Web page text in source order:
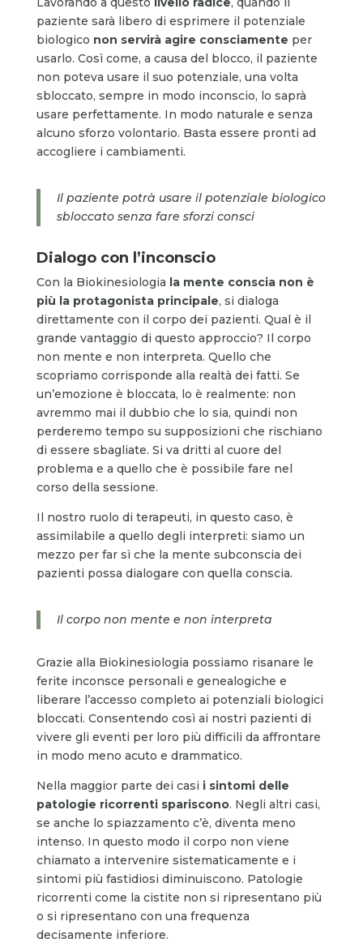
paziente sarà libero di esprimere il potenziale
biologico non servirà agire consciamente per
usarlo. Così come, a causa del blocco, il paziente
non poteva usare il suo potenziale, una volta
sbloccato, sempre in modo inconscio, lo saprà
usare perfettamente. In modo naturale e senza
alcuno sforzo volontario. Basta essere pronti ad
accogliere i cambiamenti.
Il paziente potrà usare il potenziale biologico
sbloccato senza fare sforzi consci
Dialogo con l’inconscio
Con la Biokinesiologia la mente conscia non è
più la protagonista principale, si dialoga
direttamente con il corpo dei pazienti. Qual è il
grande vantaggio di questo approccio? Il corpo
non mente e non interpreta. Quello che
scopriamo corrisponde alla realtà dei fatti. Se
un’emozione è bloccata, lo è realmente: non
avremmo mai il dubbio che lo sia, quindi non
perderemo tempo su supposizioni che rischiano
di essere sbagliate. Si va dritti al cuore del
problema e a quello che è possibile fare nel
corso della sessione.
Il nostro ruolo di terapeuti, in questo caso, è
assimilabile a quello degli interpreti: siamo un
mezzo per far sì che la mente subconscia dei
pazienti possa dialogare con quella conscia.
Il corpo non mente e non interpreta
Grazie alla Biokinesiologia possiamo risanare le
ferite inconsce personali e genealogiche e
liberare l’accesso completo ai potenziali biologici
bloccati. Consentendo così ai nostri pazienti di
vivere gli eventi per loro più difficili da affrontare
in modo meno acuto e drammatico.
Nella maggior parte dei casi i sintomi delle
patologie ricorrenti spariscono. Negli altri casi,
se anche lo spiazzamento c’è, diventa meno
intenso. In questo modo il corpo non viene
chiamato a intervenire sistematicamente e i
sintomi più fastidiosi diminuiscono. Patologie
ricorrenti come la cistite non si ripresentano più
o si ripresentano con una frequenza
decisamente inferiore.